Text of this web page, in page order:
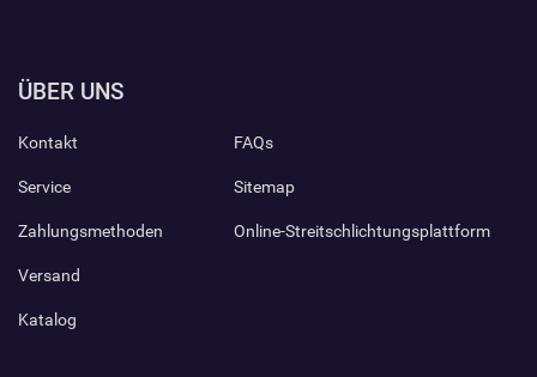
ÜBER UNS
Kontakt
Service
Zahlungsmethoden
Versand
Katalog
FAQs
Sitemap
Online-Streitschlichtungsplattform